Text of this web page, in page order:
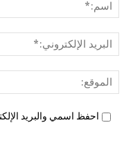
احفظ اسمي والبريد